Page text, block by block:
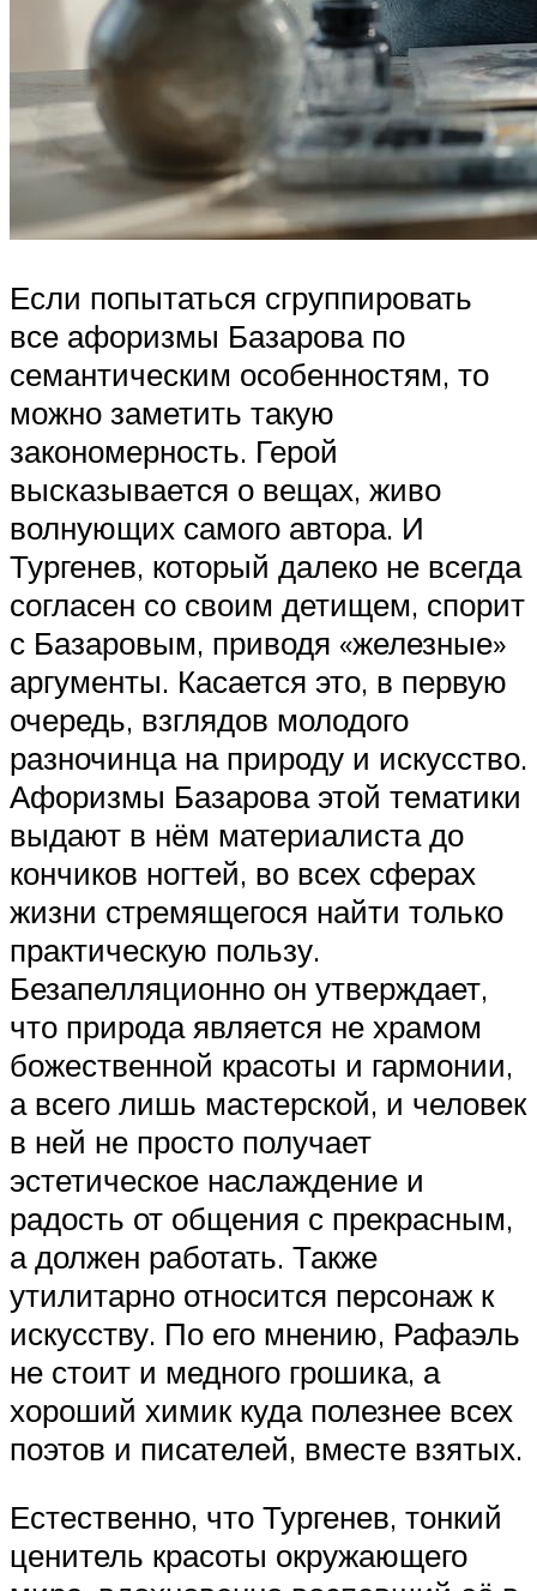
Если попытаться сгруппировать
все афоризмы Базарова по
семантическим особенностям, то
можно заметить такую
закономерность. Герой
высказывается о вещах, живо
волнующих самого автора. И
Тургенев, который далеко не всегда
согласен со своим детищем, спорит
с Базаровым, приводя «железные»
аргументы. Касается это, в первую
очередь, взглядов молодого
разночинца на природу и искусство.
Афоризмы Базарова этой тематики
выдают в нём материалиста до
кончиков ногтей, во всех сферах
жизни стремящегося найти только
практическую пользу.
Безапелляционно он утверждает,
что природа является не храмом
божественной красоты и гармонии,
а всего лишь мастерской, и человек
в ней не просто получает
эстетическое наслаждение и
радость от общения с прекрасным,
а должен работать. Также
утилитарно относится персонаж к
искусству. По его мнению, Рафаэль
не стоит и медного грошика, а
хороший химик куда полезнее всех
поэтов и писателей, вместе взятых.
Естественно, что Тургенев, тонкий
ценитель красоты окружающего